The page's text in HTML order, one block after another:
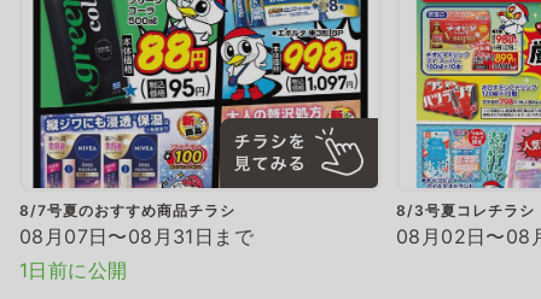
8/7号夏のおすすめ商品チラシ
08月07日〜08月31日まで
1日前に公開
8/3号夏コレチラシ
08月02日〜08